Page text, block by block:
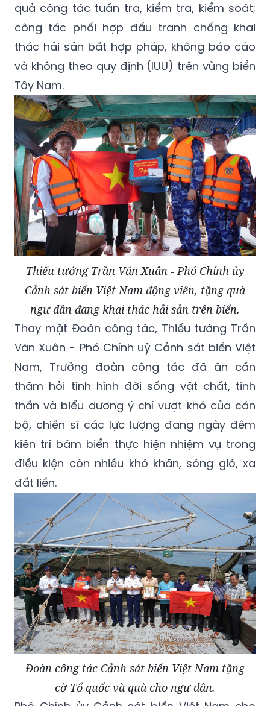
quả công tác tuần tra, kiểm tra, kiểm soát;
công tác phối hợp đấu tranh chống khai
thác hải sản bất hợp pháp, không báo cáo
và không theo quy định (IUU) trên vùng biển
Tây Nam.
Thiếu tướng Trần Văn Xuân - Phó Chính ủy
Cảnh sát biển Việt Nam động viên, tặng quà
ngư dân đang khai thác hải sản trên biển.
Thay mặt Đoàn công tác, Thiếu tướng Trần
Văn Xuân - Phó Chính uỷ Cảnh sát biển Việt
Nam, Trưởng đoàn công tác đã ân cần
thăm hỏi tình hình đời sống vật chất, tinh
thần và biểu dương ý chí vượt khó của cán
bộ, chiến sĩ các lực lượng đang ngày đêm
kiên trì bám biển thực hiện nhiệm vụ trong
điều kiện còn nhiều khó khăn, sóng gió, xa
đất liền.
Đoàn công tác Cảnh sát biển Việt Nam tặng
cờ Tổ quốc và quà cho ngư dân.